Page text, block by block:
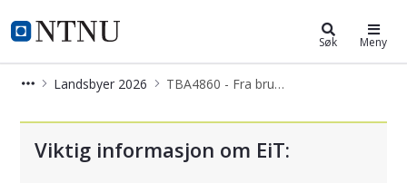
NTNU Hjemmeside
Eksperter i team Søk Meny
Landsbyer 2026 TBA4860 - Fra brukere til skapere, styrker innbyggerne for utvikling av smarte og bærekraftige byer
EiT - TBA4860 - Fra brukere til
Viktig informasjon om EiT: